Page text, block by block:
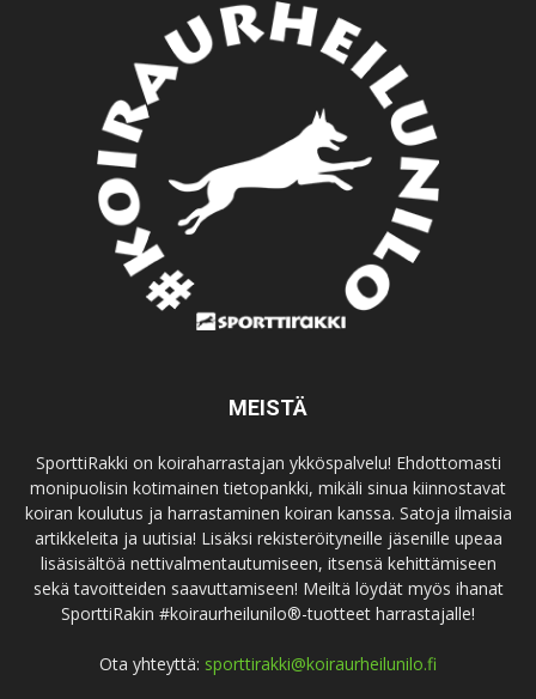
MEISTÄ
SporttiRakki on koiraharrastajan ykköspalvelu! Ehdottomasti
monipuolisin kotimainen tietopankki, mikäli sinua kiinnostavat
koiran koulutus ja harrastaminen koiran kanssa. Satoja ilmaisia
artikkeleita ja uutisia! Lisäksi rekisteröityneille jäsenille upeaa
lisäsisältöä nettivalmentautumiseen, itsensä kehittämiseen
sekä tavoitteiden saavuttamiseen! Meiltä löydät myös ihanat
SporttiRakin #koiraurheilunilo®-tuotteet harrastajalle!
Ota yhteyttä: sporttirakki@koiraurheilunilo.fi